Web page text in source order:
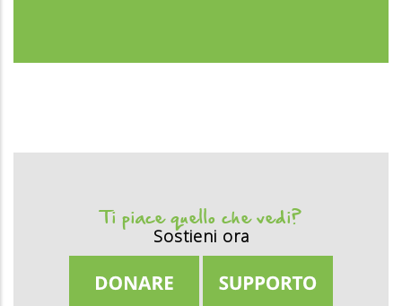
Ti piace quello che vedi?
Sostieni ora